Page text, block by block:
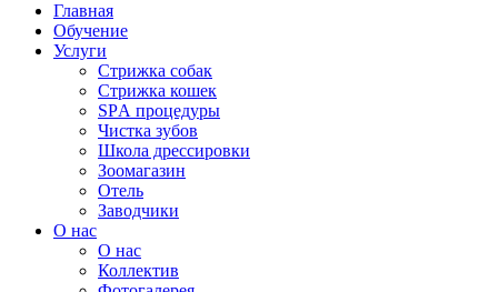
Главная
Обучение
Услуги
Стрижка собак
Стрижка кошек
SPА процедуры
Чистка зубов
Школа дрессировки
Зоомагазин
Отель
Заводчики
О нас
О нас
Коллектив